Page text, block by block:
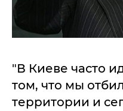
"В Киеве часто
том, что мы
территории и